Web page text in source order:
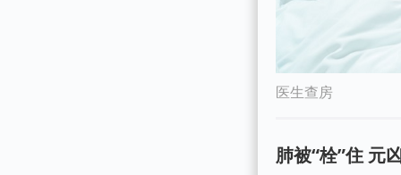
医生查房
肺被“栓”住 元